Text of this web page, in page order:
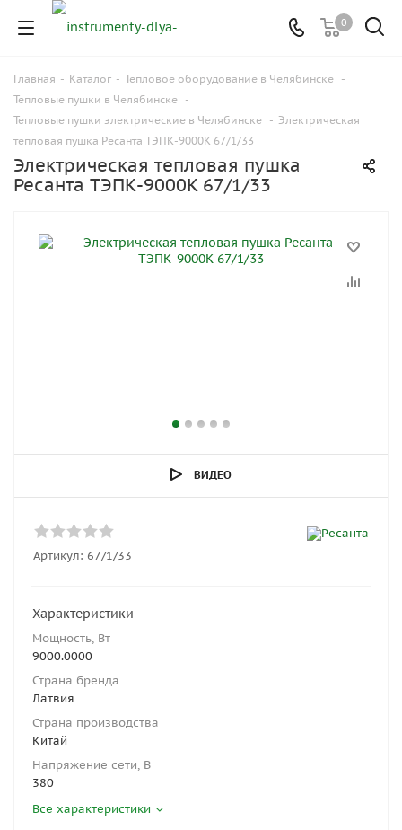
0
Главная - Каталог - Тепловое оборудование в Челябинске -
Тепловые пушки в Челябинске -
Тепловые пушки электрические в Челябинске - Электрическая
тепловая пушка Ресанта ТЭПК-9000K 67/1/33
Электрическая тепловая пушка
Ресанта ТЭПК-9000K 67/1/33
ВИДЕО
Артикул: 67/1/33
Характеристики
Мощность, Вт
9000.0000
Страна бренда
Латвия
Страна производства
Китай
Напряжение сети, В
380
Все характеристики